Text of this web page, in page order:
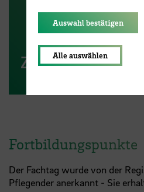
Zum
Fortbildungspunkte
Der Fachtag wurde von der
Pflegender anerkannt - Sie
Auswahl bestätigen
Alle auswählen